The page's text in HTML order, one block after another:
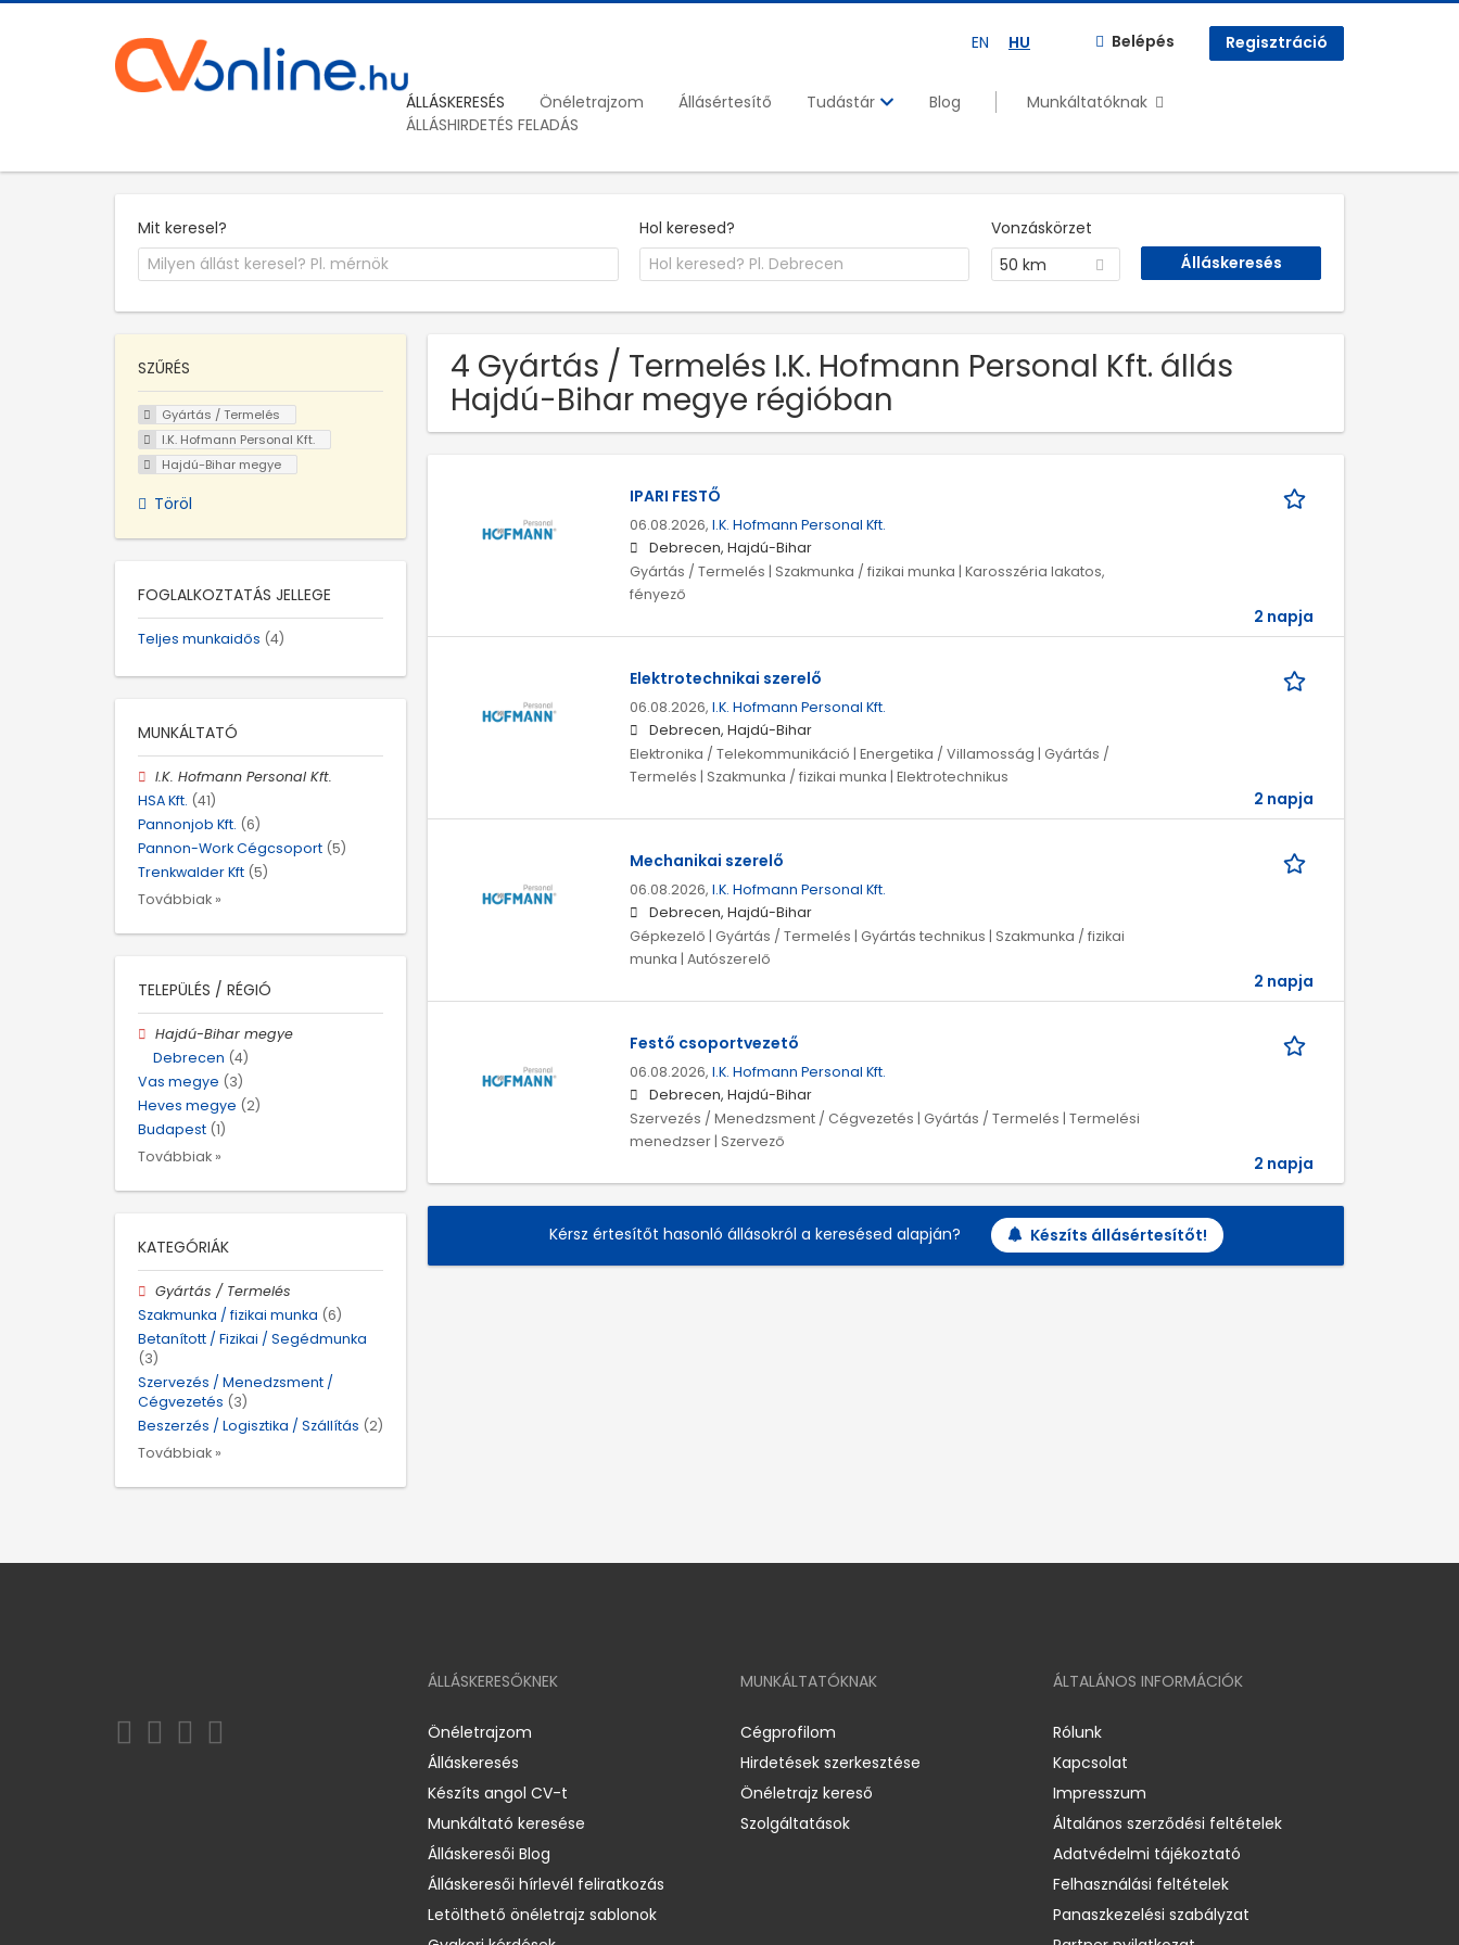
EN HU Belépés Regisztráció
ÁLLÁSKERESÉS Önéletrajzom Állásértesítő Tudástár Blog
Munkáltatóknak
ÁLLÁSHIRDETÉS FELADÁS
Mit keresel? Hol keresed?
Vonzáskörzet
50 km
4 Gyártás / Termelés I.K. Hofmann Personal Kft. állás
Hajdú-Bihar megye régióban
IPARI FESTŐ
06.08.2026, I.K. Hofmann Personal Kft.
Debrecen, Hajdú-Bihar
Gyártás / Termelés | Szakmunka / fizikai munka | Karosszéria lakatos,
fényező
2 napja
Elektrotechnikai szerelő
06.08.2026, I.K. Hofmann Personal Kft.
Debrecen, Hajdú-Bihar
Elektronika / Telekommunikáció | Energetika / Villamosság | Gyártás /
Termelés | Szakmunka / fizikai munka | Elektrotechnikus
2 napja
Mechanikai szerelő
06.08.2026, I.K. Hofmann Personal Kft.
Debrecen, Hajdú-Bihar
Gépkezelő | Gyártás / Termelés | Gyártás technikus | Szakmunka / fizikai
munka | Autószerelő
2 napja
Festő csoportvezető
06.08.2026, I.K. Hofmann Personal Kft.
Debrecen, Hajdú-Bihar
Szervezés / Menedzsment / Cégvezetés | Gyártás / Termelés | Termelési
menedzser | Szervező
2 napja
Kérsz értesítőt hasonló állásokról a keresésed alapján? Készíts állásértesítőt!
SZŰRÉS
Gyártás / Termelés
I.K. Hofmann Personal Kft.
Hajdú-Bihar megye
Töröl
FOGLALKOZTATÁS JELLEGE
Teljes munkaidős (4)
MUNKÁLTATÓ
I.K. Hofmann Personal Kft.
HSA Kft. (41)
Pannonjob Kft. (6)
Pannon-Work Cégcsoport (5)
Trenkwalder Kft (5)
Továbbiak »
TELEPÜLÉS / RÉGIÓ
Hajdú-Bihar megye
Debrecen (4)
Vas megye (3)
Heves megye (2)
Budapest (1)
Továbbiak »
KATEGÓRIÁK
Gyártás / Termelés
Szakmunka / fizikai munka (6)
Betanított / Fizikai / Segédmunka
(3)
Szervezés / Menedzsment /
Cégvezetés (3)
Beszerzés / Logisztika / Szállítás (2)
Továbbiak »
ÁLLÁSKERESŐKNEK
Önéletrajzom
Álláskeresés
Készíts angol CV-t
Munkáltató keresése
Álláskeresői Blog
Álláskeresői hírlevél feliratkozás
Letölthető önéletrajz sablonok
MUNKÁLTATÓKNAK
Cégprofilom
Hirdetések szerkesztése
Önéletrajz kereső
Szolgáltatások
ÁLTALÁNOS INFORMÁCIÓK
Rólunk
Kapcsolat
Impresszum
Általános szerződési feltételek
Adatvédelmi tájékoztató
Felhasználási feltételek
Panaszkezelési szabályzat